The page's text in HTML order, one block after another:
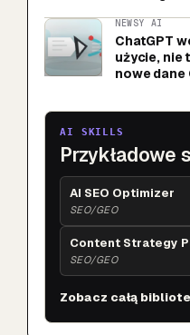
NEWSY AI
ChatGPT
użycie, nie
nowe dane
AI SKILLS
Przykładowe
AI SEO Optimizer
SEO/GEO
Content Strategy
SEO/GEO
Zobacz całą